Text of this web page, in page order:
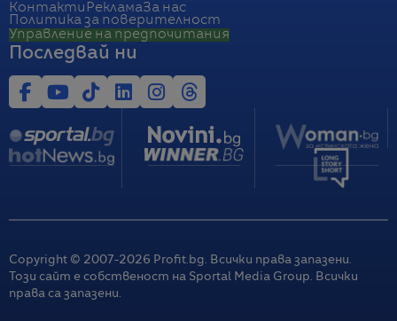
Контакти РекламаЗа нас
Политика за поверителност
Управление на предпочитания
Последвай ни
Copyright © 2007-2026 Profit.bg. Всички права запазени.
Този сайт е собственост на Sportal Media Group. Всички
права са запазени.